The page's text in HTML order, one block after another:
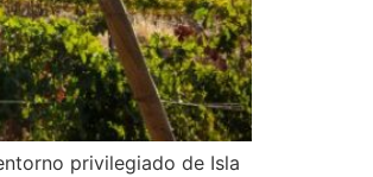
privilegiado de Isla